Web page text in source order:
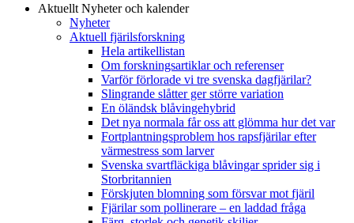
Aktuellt Nyheter och kalender
Nyheter
Aktuell fjärilsforskning
Hela artikellistan
Om forskningsartiklar och referenser
Varför förlorade vi tre svenska dagfjärilar?
Slingrande slåtter ger större variation
En öländsk blåvingehybrid
Det nya normala får oss att glömma hur det var
Fortplantningsproblem hos rapsfjärilar efter
värmestress som larver
Svenska svartfläckiga blåvingar sprider sig i
Storbritannien
Förskjuten blomning som försvar mot fjäril
Fjärilar som pollinerare – en laddad fråga